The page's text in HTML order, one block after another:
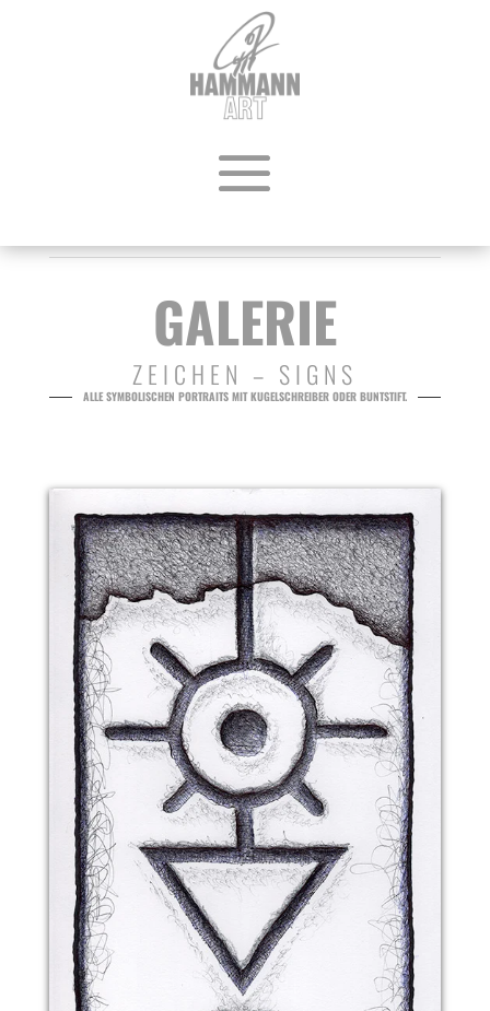
GALERIE
ZEICHEN – SIGNS
ALLE SYMBOLISCHEN PORTRAITS MIT KUGELSCHREIBER ODER BUNTSTIFT.